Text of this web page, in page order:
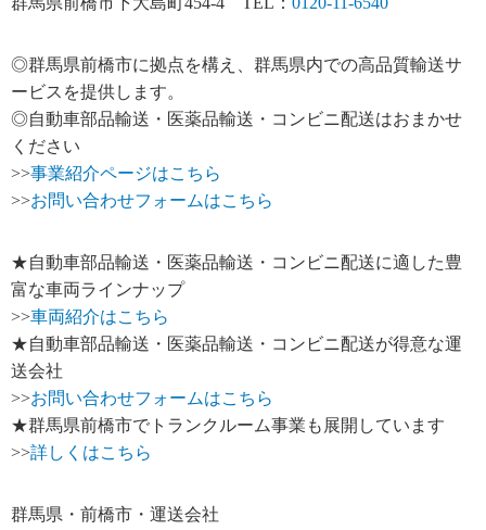
◎群馬県前橋市に拠点を構え、群馬県内での高品質輸送サ
ービスを提供します。
◎自動車部品輸送・医薬品輸送・コンビニ配送はおまかせ
ください
>>事業紹介ページはこちら
>>お問い合わせフォームはこちら
★自動車部品輸送・医薬品輸送・コンビニ配送に適した豊
富な車両ラインナップ
>>車両紹介はこちら
★自動車部品輸送・医薬品輸送・コンビニ配送が得意な運
送会社
>>お問い合わせフォームはこちら
★群馬県前橋市でトランクルーム事業も展開しています
>>詳しくはこちら
群馬県・前橋市・運送会社